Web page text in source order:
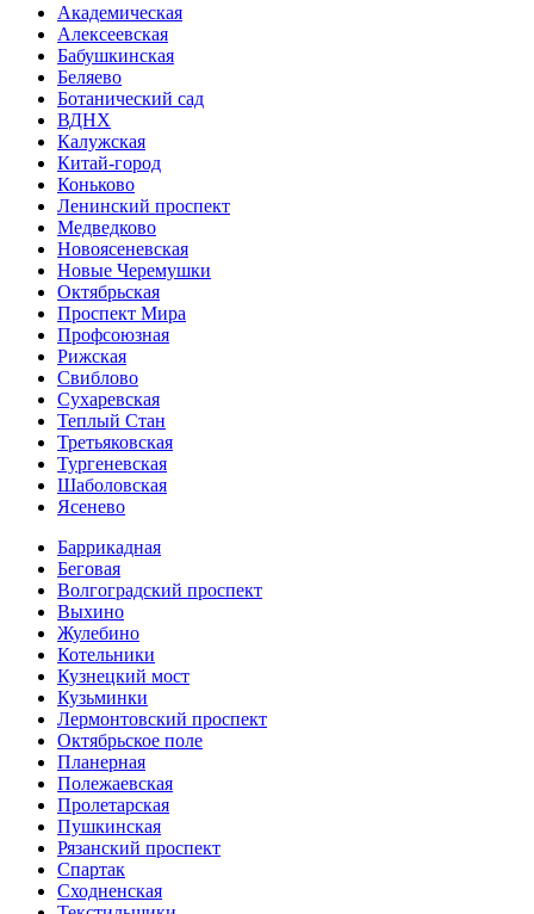
Академическая
Алексеевская
Бабушкинская
Беляево
Ботанический сад
ВДНХ
Калужская
Китай-город
Коньково
Ленинский проспект
Медведково
Новоясе­невская
Новые Черемушки
Октябрьская
Проспект Мира
Профсоюзная
Рижская
Свиблово
Сухаревская
Теплый Стан
Третьяковская
Тургеневская
Шаболовская
Ясенево
Баррикадная
Беговая
Волгоградский проспект
Выхино
Жулебино
Котельники
Кузнецкий мост
Кузьминки
Лермонтовский проспект
Октябрьское поле
Планерная
Полежаевская
Пролетарская
Пушкинская
Рязанский проспект
Спартак
Сходненская